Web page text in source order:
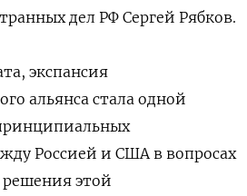
дел РФ Сергей Рябков.
экспансия
альянса стала одной
Россией и США в вопросах
решения этой